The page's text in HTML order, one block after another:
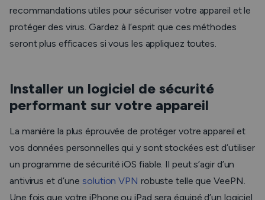
recommandations utiles pour sécuriser votre appareil et le
protéger des virus. Gardez à l’esprit que ces méthodes
seront plus efficaces si vous les appliquez toutes.
Installer un logiciel de sécurité
performant sur votre appareil
La manière la plus éprouvée de protéger votre appareil et
vos données personnelles qui y sont stockées est d’utiliser
un programme de sécurité iOS fiable. Il peut s’agir d’un
antivirus et d’unesolution VPN robuste telle que VeePN.
Une fois que votre iPhone ou iPad sera équipé d’un logiciel